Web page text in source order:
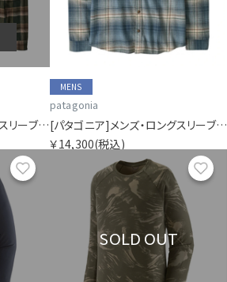
[パタゴニア]メンズ・ロングスリーブ・ライトウェイト・フィヨルド・フランネル・シャツ
MENS
patagonia
[パタゴニア]メンズ・ロングスリーブ・ライトウェイト・フィヨルド・フランネル・シャツ
￥14,300(税込)
SOLD OUT